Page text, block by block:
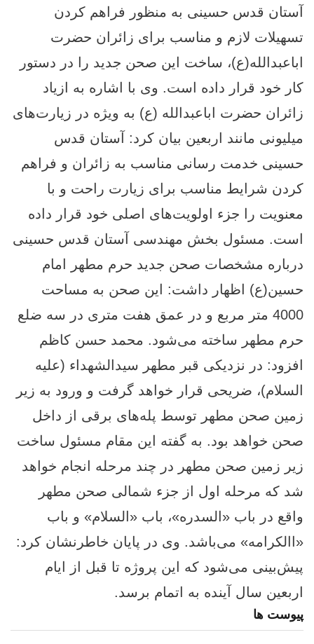
آستان قدس حسینی به منظور فراهم کردن
تسهیلات لازم و مناسب برای زائران حضرت
اباعبدالله(ع)، ساخت این صحن جدید را در دستور
کار خود قرار داده است. وی با اشاره به ازیاد
زائران حضرت اباعبدالله (ع) به ویژه در زیارت‌های
میلیونی مانند اربعین بیان کرد: آستان قدس
حسینی خدمت‌ رسانی مناسب به زائران و فراهم
کردن شرایط مناسب برای زیارت راحت و با
معنویت را جزء اولویت‌های اصلی خود قرار داده
است. مسئول بخش مهندسی آستان قدس حسینی
درباره مشخصات صحن جدید حرم مطهر امام
حسین(ع) اظهار داشت: این صحن به مساحت
4000 متر مربع و در عمق هفت متری در سه ضلع
حرم مطهر ساخته می‌شود. محمد حسن کاظم
افزود: در نزدیکی قبر مطهر سیدالشهداء (علیه
السلام)، ضریحی قرار خواهد گرفت و ورود به زیر
زمین صحن مطهر توسط پله‌های برقی از داخل
صحن خواهد بود. به گفته این مقام مسئول ساخت
زیر زمین صحن مطهر در چند مرحله انجام خواهد
شد که مرحله اول از جزء شمالی صحن مطهر
واقع در باب‌ «السدره»، باب «السلام» و باب
«االکرامه» می‌باشد. وی در پایان خاطرنشان کرد:
پیش‌بینی می‌شود که این پروژه تا قبل از ایام
اربعین سال آینده به اتمام برسد.
پیوست ها